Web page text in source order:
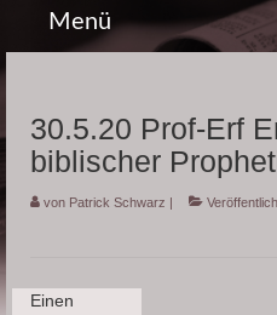
Menü
Lehre
Über mich
30.5.20 Prof-Erf
biblischer
von Patrick Schwarz |
Einen